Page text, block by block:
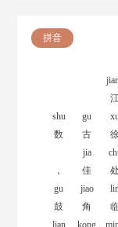
拼音
shu
数
gu
古
，
jia
佳
处
gu
鼓
jiao
角
临
lian
kong